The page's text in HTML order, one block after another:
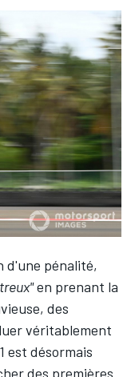
d'une pénalité,
en prenant la
des
véritablement
est désormais
des premières